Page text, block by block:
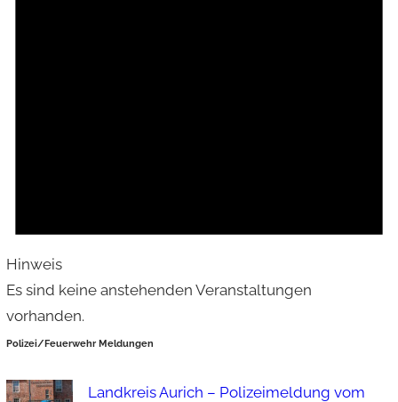
Hinweis
Es sind keine anstehenden Veranstaltungen
vorhanden.
Polizei/Feuerwehr Meldungen
Landkreis Aurich – Polizeimeldung vom